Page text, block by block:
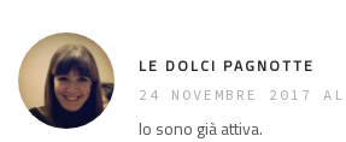
LE DOLCI PAGNOTTE
24 NOVEMBRE 2017
Io sono già attiva.